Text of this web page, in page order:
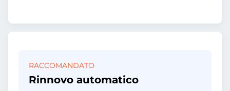
RACCOMANDATO
Rinnovo automatico